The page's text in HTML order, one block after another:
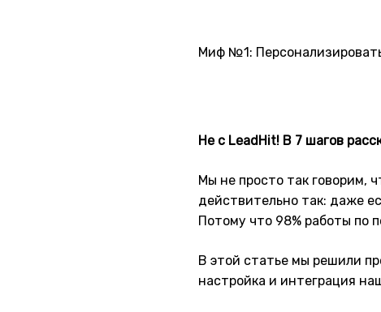
Миф №1:
Не с LeadHit! В 7 шагов
Мы не просто так говорим,
действительно так: даже
Потому что 98% работы по
В этой статье мы решили
настройка и интеграция